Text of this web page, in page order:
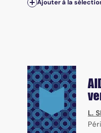
Ajouter à la
L.